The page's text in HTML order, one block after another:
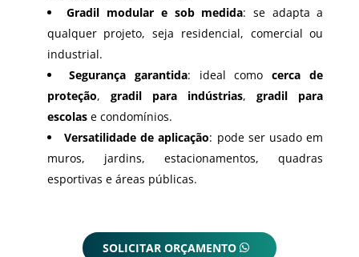
Gradil modular e sob medida: se adapta a
qualquer projeto, seja residencial, comercial ou
industrial.
Segurança garantida: ideal comocerca de
proteção, gradil para indústrias,gradil para
escolase condomínios.
Versatilidade de aplicação: pode ser usado em
muros, jardins, estacionamentos, quadras
esportivas e áreas públicas.
SOLICITAR ORÇAMENTO